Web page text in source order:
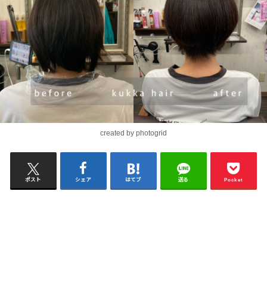
created by photogrid
ポスト シェア はてブ 送る Pocket